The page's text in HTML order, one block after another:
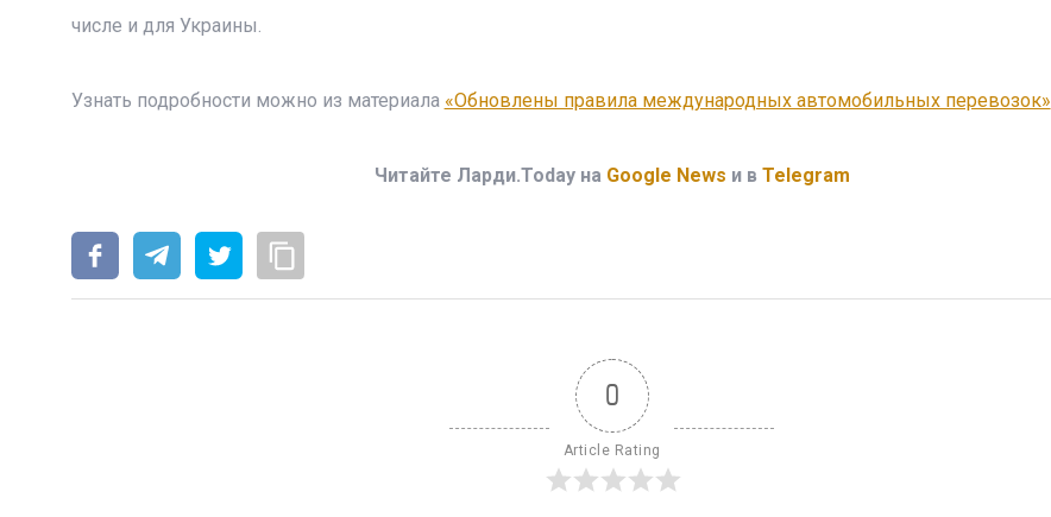
числе и для Украины.
Узнать подробности можно из материала «Обновлены правила международных автомобильных перевозок»
Читайте Ларди.Today на Google News и в Telegram
0
Article Rating